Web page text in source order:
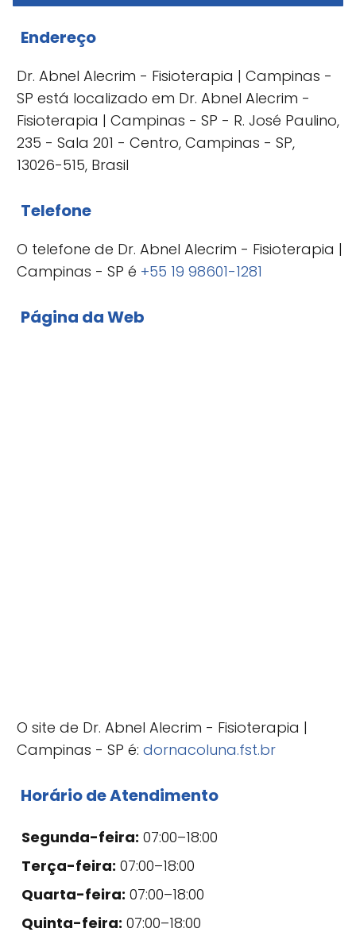
Endereço
Dr. Abnel Alecrim - Fisioterapia | Campinas -
SP está localizado em Dr. Abnel Alecrim -
Fisioterapia | Campinas - SP - R. José Paulino,
235 - Sala 201 - Centro, Campinas - SP,
13026-515, Brasil
Telefone
O telefone de Dr. Abnel Alecrim - Fisioterapia |
Campinas - SP é +55 19 98601-1281
Página da Web
O site de Dr. Abnel Alecrim - Fisioterapia |
Campinas - SP é: dornacoluna.fst.br
Horário de Atendimento
Segunda-feira: 07:00–18:00
Terça-feira: 07:00–18:00
Quarta-feira: 07:00–18:00
Quinta-feira: 07:00–18:00